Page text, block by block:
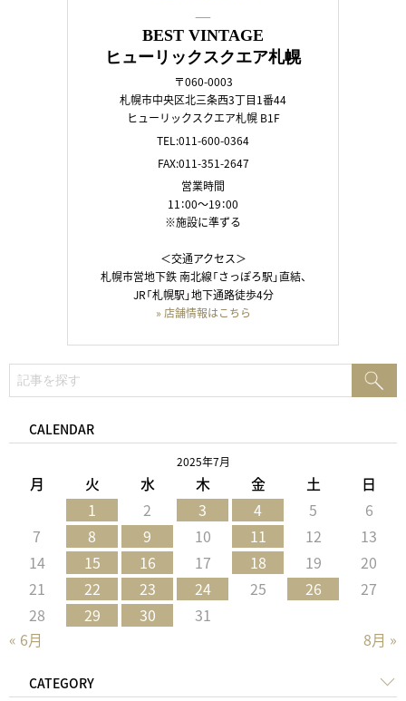
――
BEST VINTAGE
ヒューリックスクエア札幌
〒060-0003
札幌市中央区北三条西3丁目1番44
ヒューリックスクエア札幌 B1F
TEL:011-600-0364
FAX:011-351-2647
営業時間
11：00～19：00
※施設に準ずる
＜交通アクセス＞
札幌市営地下鉄 南北線「さっぽろ駅」直結、
JR「札幌駅」地下通路徒歩4分
» 店舗情報はこちら
索:
CALENDAR
2025年7月
月 火 水 木 金 土 日
« 6月 8月 »
1 2 3 4 5
6
7
8 9 10 11 12
13
14
15 16 17 18 19
20
21
22 23 24 25 26
27
28
29 30 31
CATEGORY